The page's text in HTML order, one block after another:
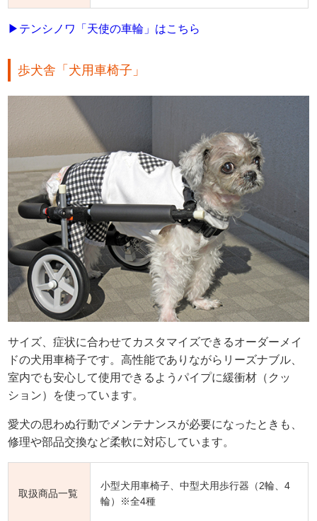
▶テンシノワ「天使の車輪」はこちら
歩犬舎「犬用車椅子」
サイズ、症状に合わせてカスタマイズできるオーダーメイ
ドの犬用車椅子です。高性能でありながらリーズナブル、
室内でも安心して使用できるようパイプに緩衝材（クッ
ション）を使っています。
愛犬の思わぬ行動でメンテナンスが必要になったときも、
修理や部品交換など柔軟に対応しています。
取扱商品一覧
小型犬用車椅子、中型犬用歩行器（2輪、4
輪）※全4種